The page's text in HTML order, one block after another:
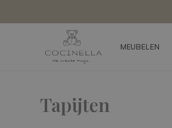
MEUBELEN
Tapijten